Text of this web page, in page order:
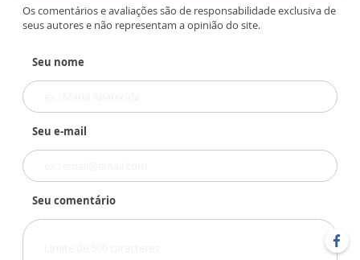
Os comentários e avaliações são de responsabilidade exclusiva de
seus autores e não representam a opinião do site.
Seu nome
Seu e-mail
Seu comentário